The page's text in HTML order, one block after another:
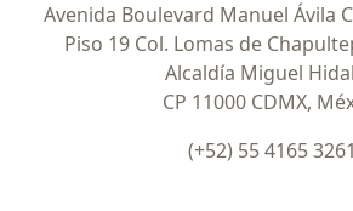
Avenida Boulevard Manuel Ávila
Piso 19 Col. Lomas de
Alcaldía Miguel
CP 11000 CDMX,
(+52) 55 4165 3261